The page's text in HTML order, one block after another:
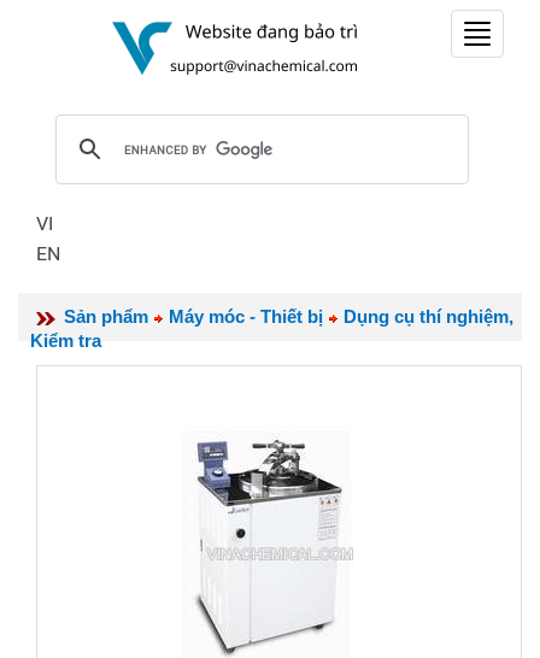
Toggle
VI
EN
Sản phẩm Máy móc - Thiết bị
Dụng cụ thí nghiệm,
Kiểm tra